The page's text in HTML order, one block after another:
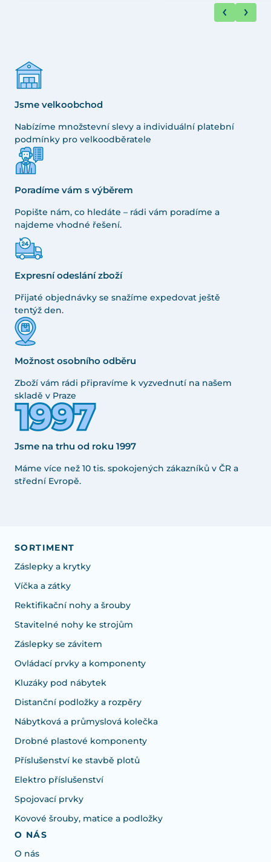
Jsme velkoobchod
Nabízíme množstevní slevy a individuální platební
podmínky pro velkoodběratele
Poradíme vám s výběrem
Popište nám, co hledáte – rádi vám poradíme a
najdeme vhodné řešení.
Expresní odeslání zboží
Přijaté objednávky se snažíme expedovat ještě
tentýž den.
Možnost osobního odběru
Zboží vám rádi připravíme k vyzvednutí na našem
skladě v Praze
Jsme na trhu od roku 1997
Máme více než 10 tis. spokojených zákazníků v ČR a
střední Evropě.
SORTIMENT
Záslepky a krytky
Víčka a zátky
Rektifikační nohy a šrouby
Stavitelné nohy ke strojům
Záslepky se závitem
Ovládací prvky a komponenty
Kluzáky pod nábytek
Distanční podložky a rozpěry
Nábytková a průmyslová kolečka
Drobné plastové komponenty
Příslušenství ke stavbě plotů
Elektro příslušenství
Spojovací prvky
Kovové šrouby, matice a podložky
O NÁS
O nás